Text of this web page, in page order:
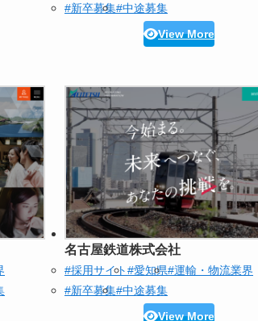
#新卒募集#中途募集
View More
名古屋鉄道株式会社
#採用サイト#愛知県#運輸・物流業界
#新卒募集#中途募集
View More